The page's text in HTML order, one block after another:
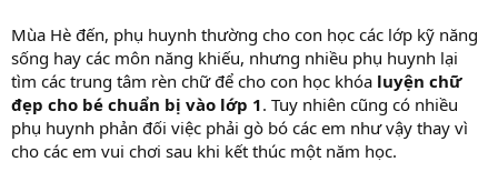
Mùa Hè đến, phụ huynh thường cho con học các lớp kỹ năng
sống hay các môn năng khiếu, nhưng nhiều phụ huynh lại
tìm các trung tâm rèn chữ để cho con học khóa luyện chữ
đẹp cho bé chuẩn bị vào lớp 1. Tuy nhiên cũng có nhiều
phụ huynh phản đối việc phải gò bó các em như vậy thay vì
cho các em vui chơi sau khi kết thúc một năm học.